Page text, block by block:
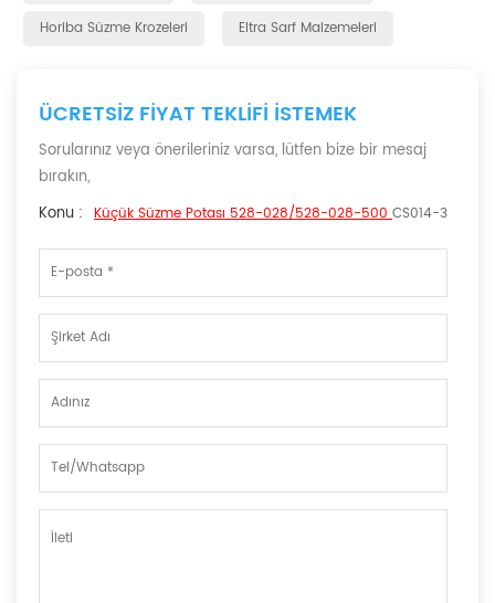
Horiba Süzme Krozeleri
Eltra Sarf Malzemeleri
ÜCRETSIZ FIYAT TEKLIFI ISTEMEK
Sorularınız veya önerileriniz varsa, lütfen bize bir mesaj
bırakın,
Konu : Küçük Süzme Potası 528-028/528-028-500CS014-3